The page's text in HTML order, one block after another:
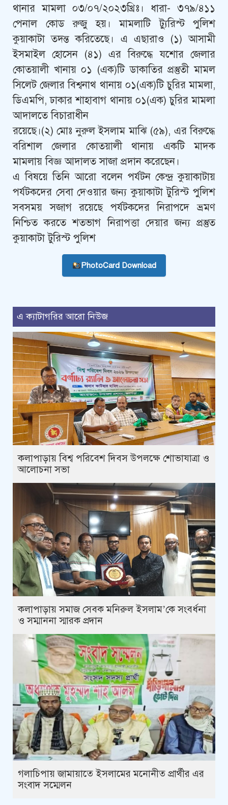
থানার মামলা ০৩/০৭/২০২৩খ্রিঃ। ধারা- ৩৭৯/৪১১
পেনাল কোড রুজু হয়। মামলাটি ট্যুরিস্ট পুলিশ
কুয়াকাটা তদন্ত করিতেছে। এ এছারাও (১) আসামী
ইসমাইল হোসেন (৪১) এর বিরুদ্ধে যশোর জেলার
কোতয়ালী খানায় ০১ (এক)টি ডাকাতির প্রস্তুতী মামল
সিলেট জেলার বিশ্বনাথ থানায় ০১(এক)টি চুরির মামলা,
ডিএমপি, ঢাকার শাহাবাগ থানায় ০১(এক) চুরির মামলা
আদালতে বিচারাধীন
রয়েছে।(২) মোঃ নুরুল ইসলাম মাঝি (৫৯), এর বিরুদ্ধে
বরিশাল জেলার কোতয়ালী থানায় একটি মাদক
মামলায় বিজ্ঞ আদালত সাজা প্রদান করেছেন।
এ বিষয়ে তিনি আরো বলেন পর্যটন কেন্দ্র কুয়াকাটায়
পর্যটকদের সেবা দেওয়ার জন্য কুয়াকাটা টুরিস্ট পুলিশ
সবসময় সজাগ রয়েছে পর্যটকদের নিরাপদে ভ্রমণ
নিশ্চিত করতে শতভাগ নিরাপত্তা দেয়ার জন্য প্রস্তুত
কুয়াকাটা টুরিস্ট পুলিশ
PhotoCard Download
এ ক্যাটাগরির আরো নিউজ
কলাপাড়ায় বিশ্ব পরিবেশ দিবস উপলক্ষে শোভাযাত্রা ও
আলোচনা সভা
কলাপাড়ায় সমাজ সেবক মনিরুল ইসলাম’কে সংবর্ধনা
ও সম্মাননা স্মারক প্রদান
গলাচিপায় জামায়াতে ইসলামের মনোনীত প্রার্থীর এর
সংবাদ সম্মেলন